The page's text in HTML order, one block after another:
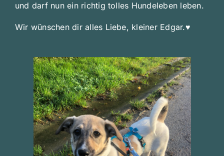
und darf nun ein richtig tolles Hundeleben leben.
Wir wünschen dir alles Liebe, kleiner Edgar.♥